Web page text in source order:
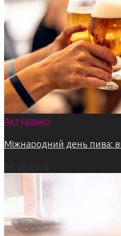
Актуально
Міжнародний день пива: